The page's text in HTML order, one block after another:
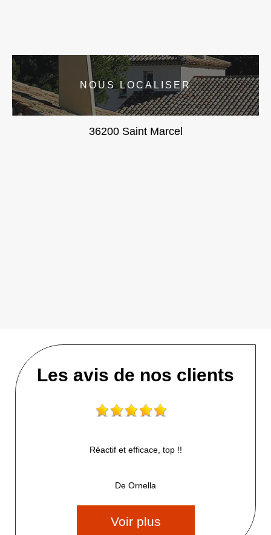
NOUS LOCALISER
36200 Saint Marcel
Les avis de nos clients
Réactif et efficace, top !!
De Ornella
Voir plus